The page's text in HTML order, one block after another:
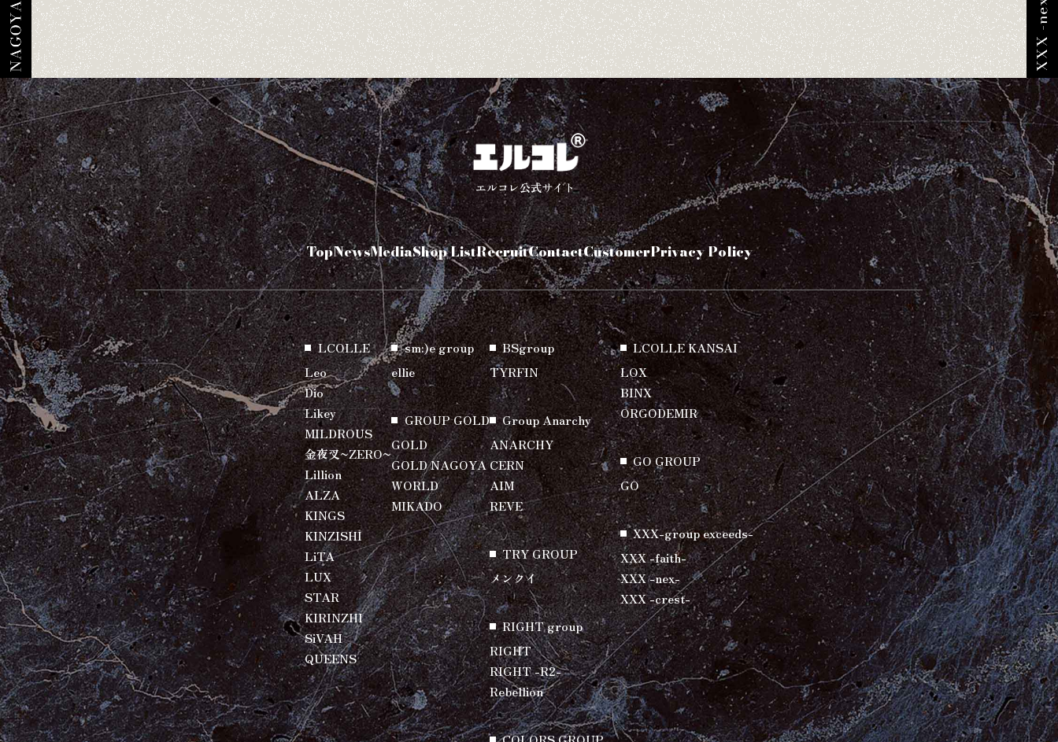
エルコレ公式サイト
TopNewsMediaShop ListRecruitContactCustomerPrivacy Policy
LCOLLE
Leo
Dio
Likey
MILDROUS
金夜叉~ZERO~
Lillion
ALZA
KINGS
KINZISHI
LiTA
LUX
STAR
KIRINZHI
SiVAH
QUEENS
sm:)e group
ellie
GROUP GOLD
GOLD
GOLD NAGOYA
WORLD
MIKADO
BSgroup
TYRFIN
Group Anarchy
ANARCHY
CERN
AIM
REVE
TRY GROUP
メンクイ
RIGHT group
RIGHT
RIGHT -R2-
Rebellion
LCOLLE KANSAI
LOX
BINX
ORGODEMIR
GO GROUP
GO
XXX-group exceeds-
XXX -faith-
XXX -nex-
XXX -crest-